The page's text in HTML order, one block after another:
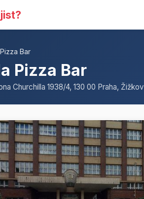
jist?
Bar
Pizza Bar
Churchilla 1938/4, 130 00 Praha, Žižkov